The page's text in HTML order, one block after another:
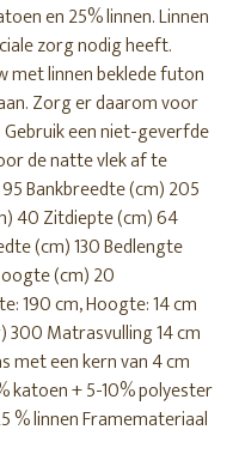
en 25% linnen. Linnen
zorg nodig heeft.
met linnen beklede futon
Zorg er daarom voor
een niet-geverfde
de natte vlek af te
Bankbreedte (cm) 205
40 Zitdiepte (cm) 64
(cm) 130 Bedlengte
(cm) 20
190 cm, Hoogte: 14 cm
Matrasvulling 14 cm
met een kern van 4 cm
katoen + 5-10% polyester
% linnen Framemateriaal